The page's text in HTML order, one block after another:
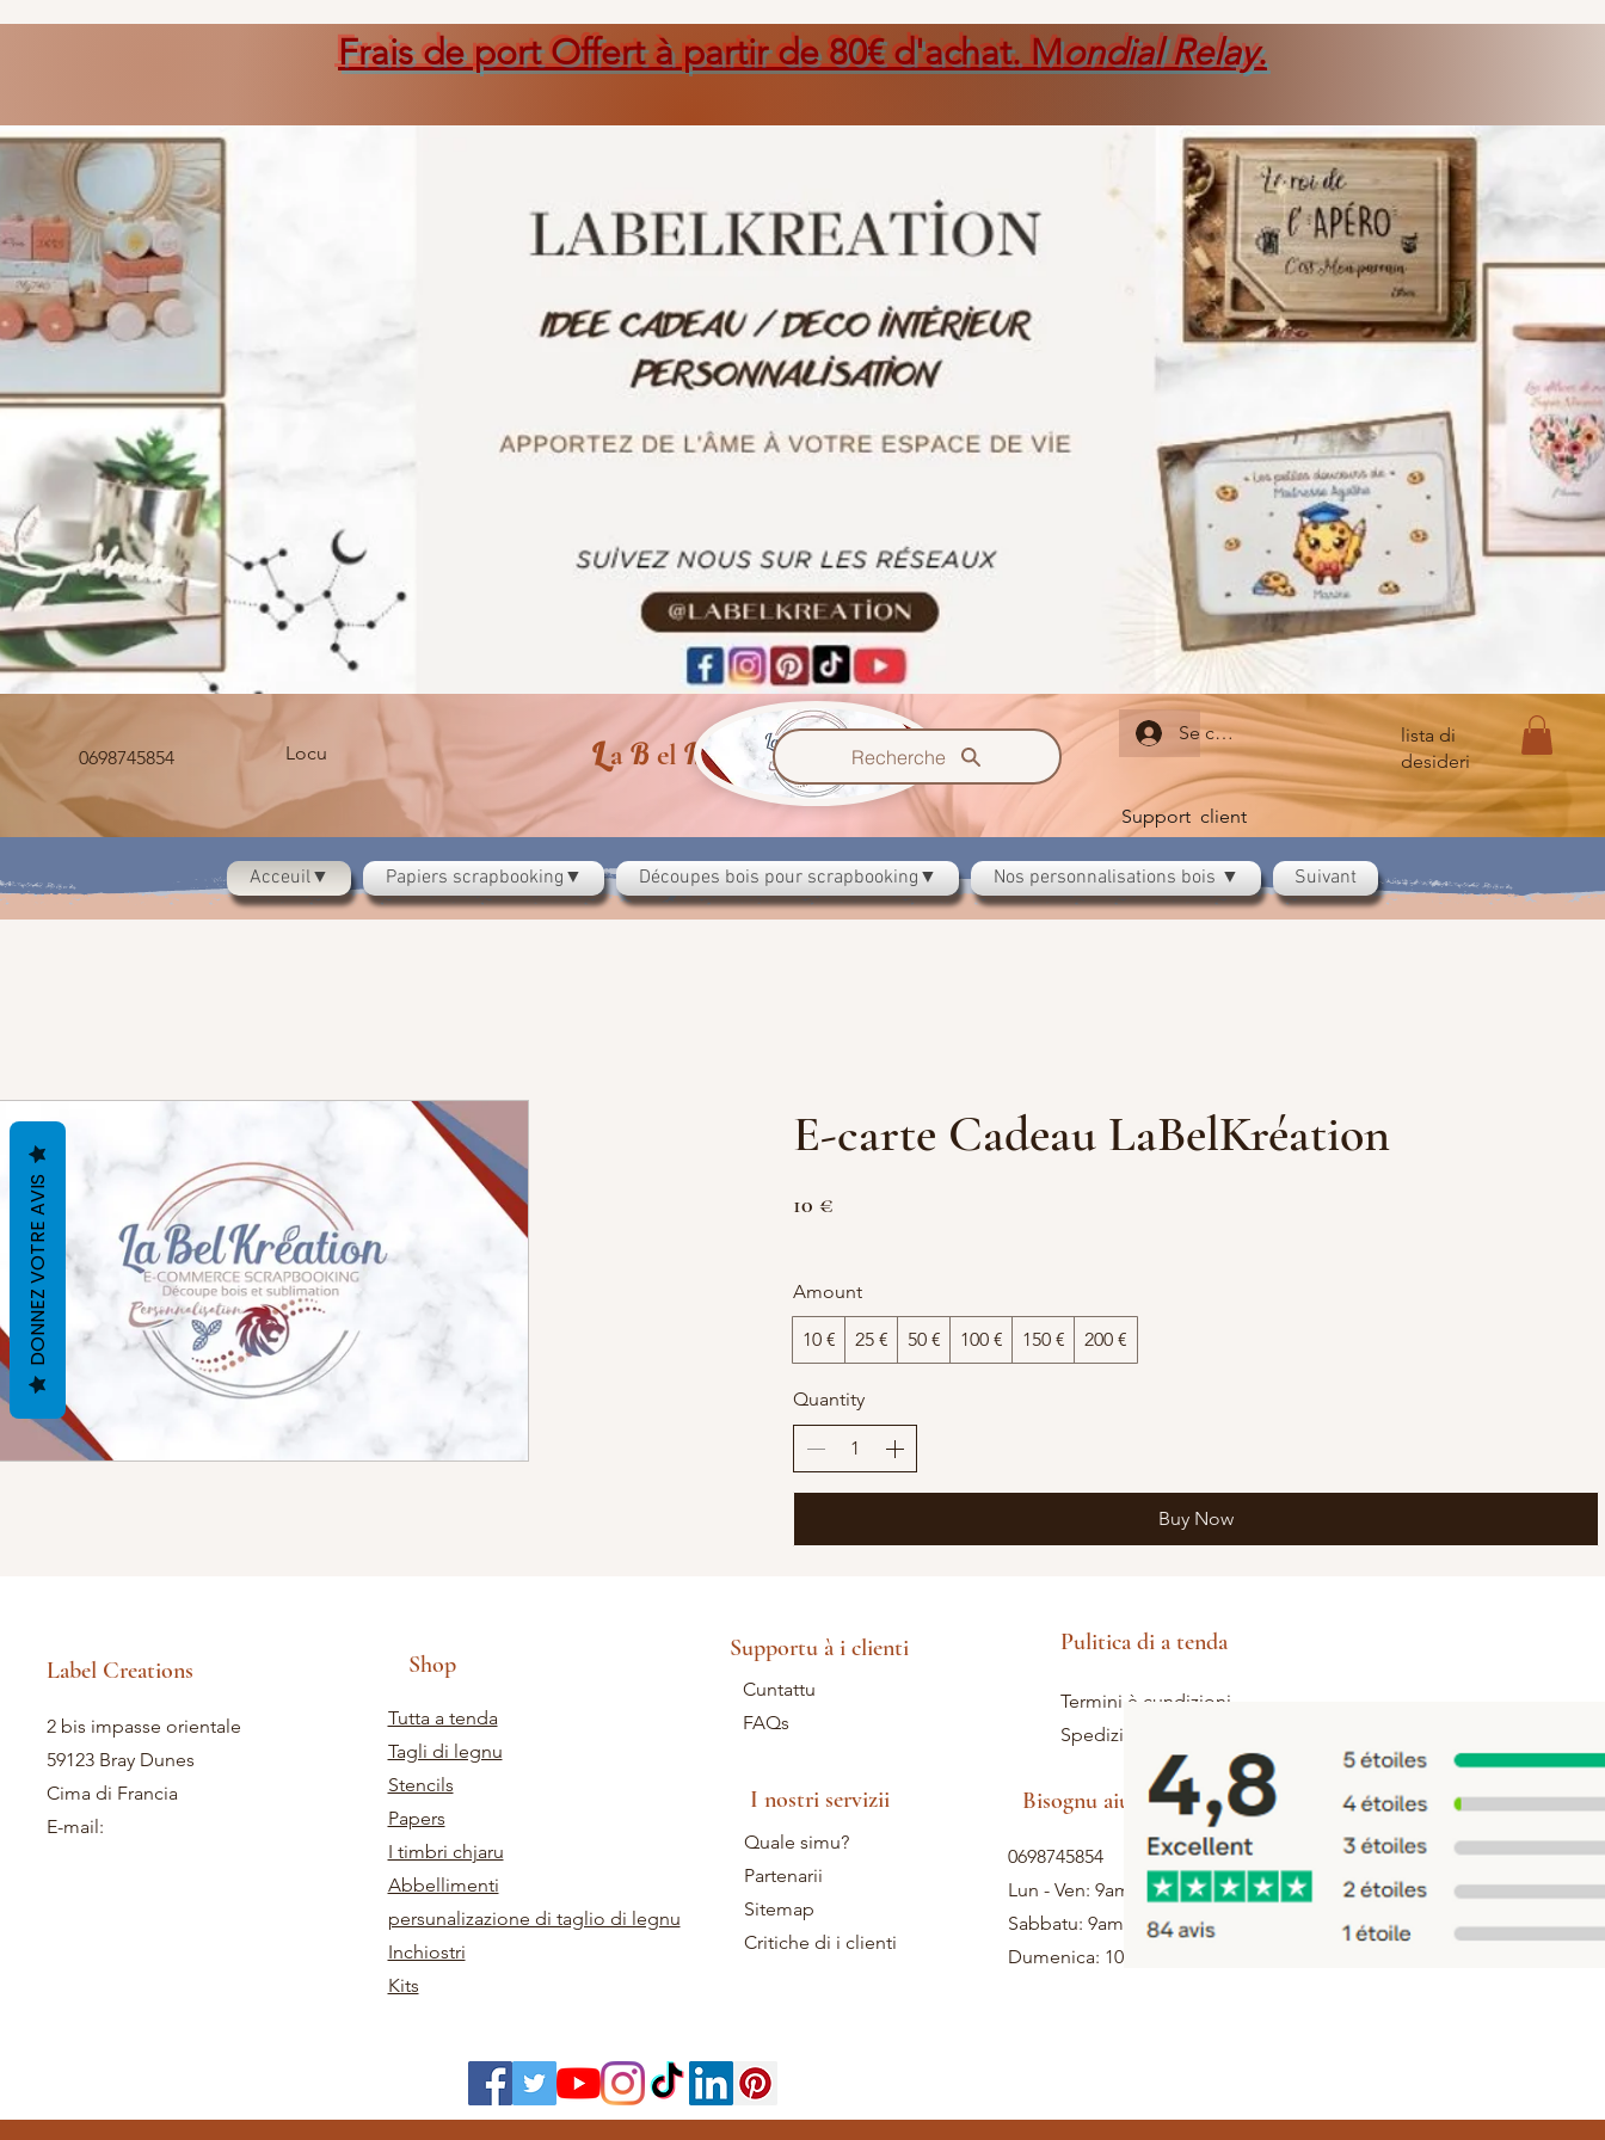
Frais de port Offert à partir de 80€ d'achat. Mondial Relay.
Acceuil▼ Papiers scrapbooking▼ Découpes bois pour scrapbooking▼ Nos personnalisations bois ▼ Suivant
0698745854 Locu LaB el Kreazzione Recherche
Se connecter
Support client
lista di
desideri
E-carte Cadeau LaBelKréation
10 €
Amount
10 € 25 € 50 € 100 € 150 € 200 €
Quantity
Buy Now
Label Creations
2 bis impasse orientale
59123 Bray Dunes
Cima di Francia
E-mail:
Shop
Tutta a tenda
Tagli di legnu
Stencils
Papers
I timbri chjaru
Abbellimenti
persunalizazione di taglio di legnu
Inchiostri
Kits
Pulitica di a tenda
Termini è cundizioni
Spedizione è ritorni
Bisognu aiutu
0698745854
Lun - Ven: 9am - 5pm
Sabbatu: 9am - 1pm
Dumenica: 10h - 12h
Quale simu?
Partenarii
Sitemap
Critiche di i clienti
I nostri servizii
Cuntattu
FAQs
Supportu à i clienti
DONNEZ VOTRE AVIS